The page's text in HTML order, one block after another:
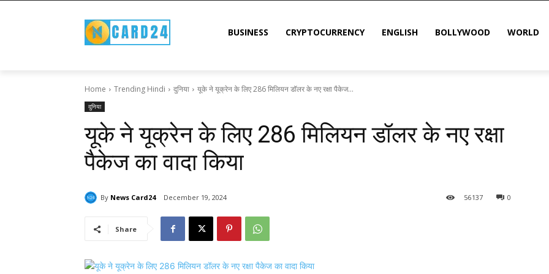
BUSINESS CRYPTOCURRENCY ENGLISH BOLLYWOOD WORLD
Home Trending Hindi दुनिया यूके ने यूक्रेन के लिए 286 मिलियन डॉलर के नए रक्षा पैकेज...
दुनिया
यूके ने यूक्रेन के लिए 286 मिलियन डॉलर के नए रक्षा
पैकेज का वादा किया
By News Card24 December 19, 2024 0
56137
Share